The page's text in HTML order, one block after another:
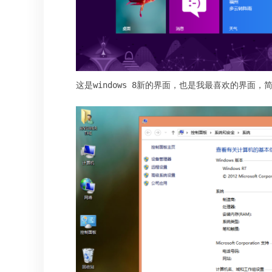
这是windows 8新的界面，也是我最喜欢的界面，